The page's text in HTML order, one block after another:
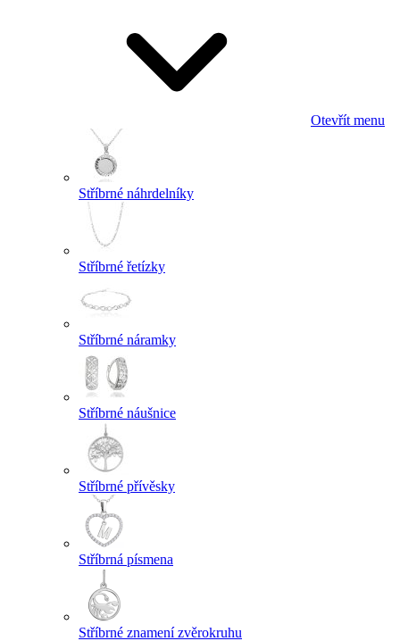
Otevřít menu
Stříbrné náhrdelníky
Stříbrné řetízky
Stříbrné náramky
Stříbrné náušnice
Stříbrné přívěsky
Stříbrná písmena
Stříbrné znamení zvěrokruhu